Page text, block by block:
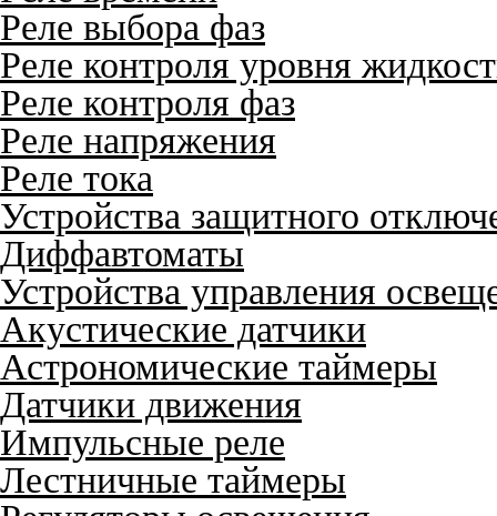
Реле выбора фаз
Реле контроля уровня
Реле контроля фаз
Реле напряжения
Реле тока
Устройства защитного
Диффавтоматы
Устройства управления
Акустические датчики
Астрономические таймеры
Датчики движения
Импульсные реле
Лестничные таймеры